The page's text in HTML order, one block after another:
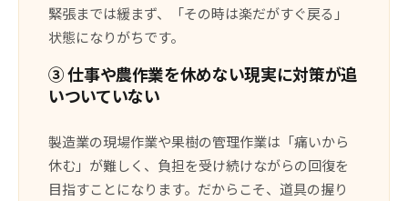
緊張までは緩まず、「その時は楽だがすぐ戻る」
状態になりがちです。
③ 仕事や農作業を休めない現実に対策が追
いついていない
製造業の現場作業や果樹の管理作業は「痛いから
休む」が難しく、負担を受け続けながらの回復を
目指すことになります。だからこそ、道具の握り